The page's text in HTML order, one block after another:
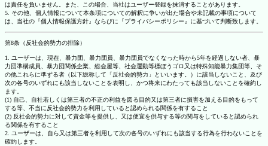
は責任を負いません。また、この場合、当社はユーザー登録を抹消することがあります。
5. その他、個人情報について本条項についての解釈に争いが出た場合や未記載の事項について
は、当社の『個人情報保護方針』ならびに『プライバシーポリシー』に基づいて判断致します。
第8条（反社会的勢力の排除）
1. ユーザーは、現在、暴力団、暴力団員、暴力団員でなくなった時から5年を経過しない者、暴
力団準構成員、暴力団関係企業、総会屋等、社会運動等標ぼうゴロ又は特殊知能暴力集団等、そ
の他これらに準ずる者（以下総称して「反社会的勢力」といいます。）に該当しないこと、及び
次の各号のいずれにも該当しないことを表明し、かつ将来にわたっても該当しないことを確約し
ます。
(1) 自己、自社若しくは第三者の不正の利益を図る目的又は第三者に損害を加える目的をもって
する等、不当に反社会的勢力を利用していると認められる関係を有すること
(2) 反社会的勢力に対して資金等を提供し、又は便宜を供与する等の関与をしていると認められ
る関係を有すること
2. ユーザーは、自ら又は第三者を利用して次の各号のいずれにも該当する行為を行わないことを
確約します。